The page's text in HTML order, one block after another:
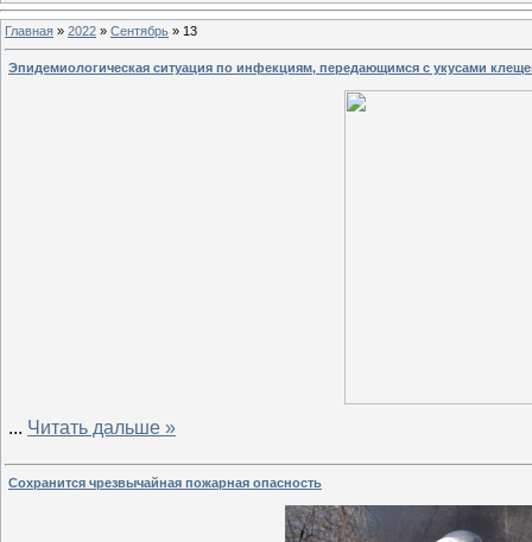
Главная » 2022 » Сентябрь » 13
Эпидемиологическая ситуация по инфекциям, передающимся с укусами
... Читать дальше »
Сохранится чрезвычайная пожарная опасность